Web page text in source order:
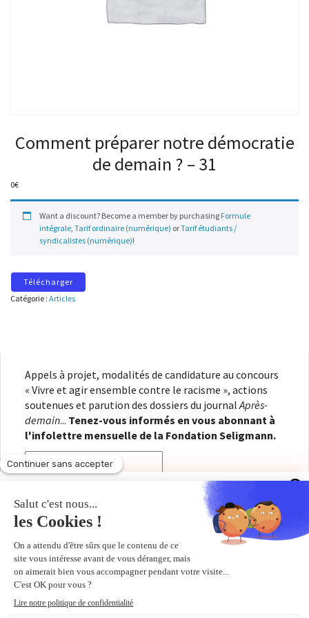
Comment préparer notre démocratie
de demain ? – 31
0€
Want a discount? Become a member by purchasing Formule
intégrale, Tarif ordinaire (numérique) orTarif étudiants /
syndicalistes (numérique)!
Télécharger
Catégorie : Articles
Appels à projet, modalités de candidature au concours
« Vivre et agir ensemble contre le racisme », actions
soutenues et parution des dossiers du journal Après-
demain... Tenez-vous informés en vous abonnant à
l'infolettre mensuelle de la Fondation Seligmann.
En renseignant votre adresse électronique, vous
consentez à recevoir l'infolettre de la Fondation
Seligmann, conformément à notre
politique de
confidentialité. Il vous sera possible de vous
désabonner à tout moment.
Appels à projet, modalités de candidature au concours «
Vivre et agir ensemble contre le racisme », actions
soutenues et parution des dossiers du journalAprès-
demain
... Tenez-vous informés en vous abonnant à
l'infolettre mensuelle de la Fondation Seligmann.